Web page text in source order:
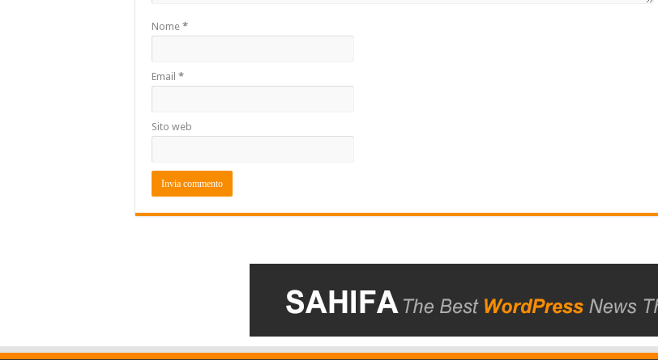
Nome *
Email *
Sito web